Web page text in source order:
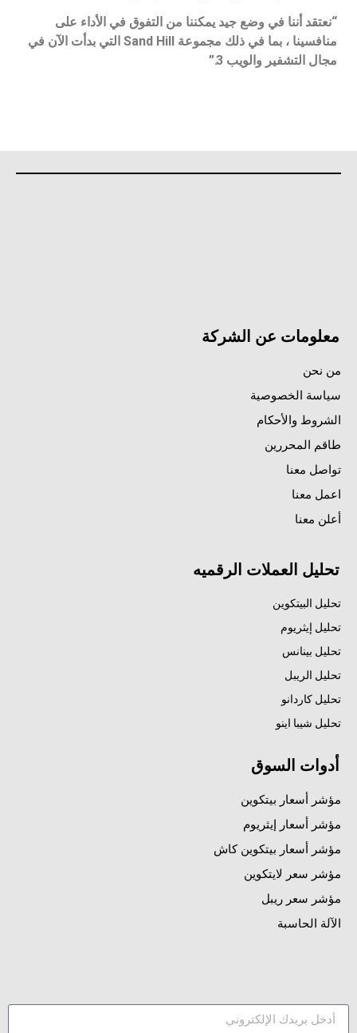
“نعتقد أننا في وضع جيد يمكننا من التفوق في الأداء على
منافسينا ، بما في ذلك مجموعة Sand Hill التي بدأت الآن في
مجال التشفير والويب 3.”
معلومات عن الشركة
من نحن
سياسة الخصوصية
الشروط والأحكام
طاقم المحررين
تواصل معنا
اعمل معنا
أعلن معنا
تحليل العملات الرقميه
تحليل البيتكوين
تحليل إيثريوم
تحليل بينانس
تحليل الريبل
تحليل كاردانو
تحليل شيبا اينو
أدوات السوق
مؤشر أسعار بيتكوين
مؤشر أسعار إيثريوم
مؤشر أسعار بيتكوين كاش
مؤشر سعر لايتكوين
مؤشر سعر ريبل
الآلة الحاسبة